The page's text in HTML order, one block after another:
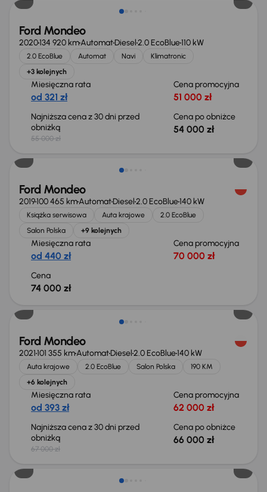
Ford Mondeo
2020134 920 kmAutomatDiesel2.0 EcoBlue110 kW
2.0 EcoBlue Automat Navi
Klimatronic
+3 kolejnych
Miesięczna rata
od 321 zł
Cena promocyjna
51 000 zł
Najniższa cena z 30 dni przed
obniżką
55 000 zł
Cena po obniżce
54 000 zł
Ford Mondeo
2019100 465 kmAutomatDiesel2.0 EcoBlue140 kW
Książka serwisowa Auta krajowe
2.0 EcoBlue
Salon Polska
+9 kolejnych
Miesięczna rata
od 440 zł
Cena promocyjna
70 000 zł
Cena
74 000 zł
Ford Mondeo
2021101 355 kmAutomatDiesel2.0 EcoBlue140 kW
Auta krajowe 2.0 EcoBlue Salon Polska
190 KM
+6 kolejnych
Miesięczna rata
od 393 zł
Cena promocyjna
62 000 zł
Najniższa cena z 30 dni przed
obniżką
67 000 zł
Cena po obniżce
66 000 zł
Świeżo skupione